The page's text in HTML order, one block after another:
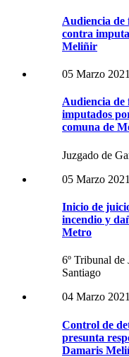
Audiencia de
contra
Meliñir
05 Marzo 2021
Audiencia de
imputados
comuna de
Juzgado de
05 Marzo 2021
Inicio de
incendio y
Metro
6º Tribunal de
Santiago
04 Marzo 2021
Control de
presunta
Damaris